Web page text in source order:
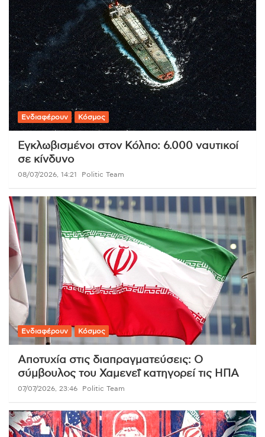
Ενδιαφέρουν Κόσμος
Εγκλωβισμένοι στον Κόλπο: 6.000 ναυτικοί
σε κίνδυνο
08/07/2026, 14:21 Politic Team
Ενδιαφέρουν Κόσμος
Αποτυχία στις διαπραγματεύσεις: Ο
σύμβουλος του Χαμενεΐ κατηγορεί τις ΗΠΑ
07/07/2026, 23:46 Politic Team